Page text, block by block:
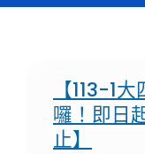
【113-1
囉！即日
止】